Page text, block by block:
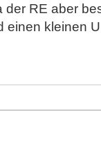
der RE aber
einen kleinen